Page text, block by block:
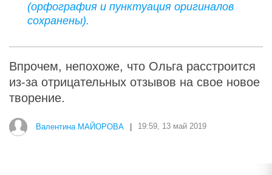
(орфография и пунктуация оригиналов
сохранены).
Впрочем, непохоже, что Ольга расстроится
из-за отрицательных отзывов на свое новое
творение.
Валентина МАЙОРОВА 19:59, 13 май 2019